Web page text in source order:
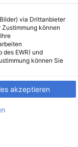
via Drittanbieter
können
des EWR) und
können Sie
akzeptieren